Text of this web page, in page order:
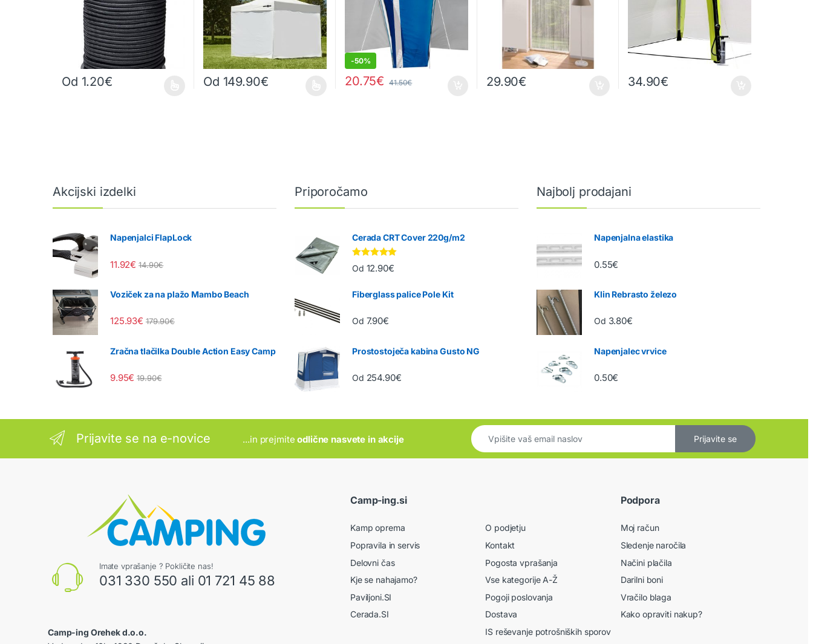
Od 1.20€ Od 149.90€
-50%
20.75€ 41.50€ 29.90€ 34.90€
Akcijski izdelki
Napenjalci FlapLock
11.92€ 14.90€
Voziček za na plažo Mambo Beach
125.93€ 179.90€
Zračna tlačilka Double Action Easy Camp
9.95€ 19.90€
Priporočamo
Cerada CRT Cover 220g/m2
Ocenjeno
5.00 od 5
Od 12.90€
Fiberglass palice Pole Kit
Od 7.90€
Prostostoječa kabina Gusto NG
Od 254.90€
Najbolj prodajani
Napenjalna elastika
0.55€
Klin Rebrasto železo
Od 3.80€
Napenjalec vrvice
0.50€
Prijavite se na e-novice ...in prejmiteodlične nasvete in akcije Prijavite se
Imate vprašanje ? Pokličite nas!
031 330 550 ali 01 721 45 88
Camp-ing Orehek d.o.o.
Camp-ing.si
Kamp oprema
Popravila in servis
Delovni čas
Kje se nahajamo?
Paviljoni.SI
Cerada.SI
O podjetju
Kontakt
Pogosta vprašanja
Vse kategorije A-Ž
Pogoji poslovanja
Dostava
IS reševanje potrošniških sporov
Podpora
Moj račun
Sledenje naročila
Načini plačila
Darilni boni
Vračilo blaga
Kako opraviti nakup?